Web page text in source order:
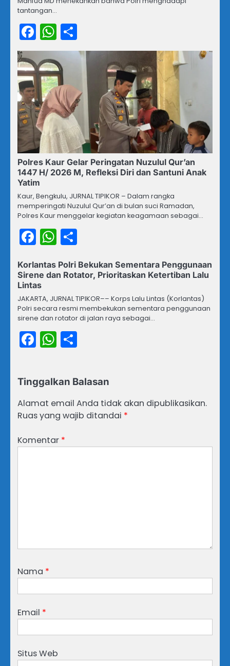
tantangan…
Facebook
WhatsApp
Polres Kaur Gelar Peringatan Nuzulul Qur’an
1447 H/ 2026 M, Refleksi Diri dan Santuni Anak
Yatim
Kaur, Bengkulu, JURNAL TIPIKOR – Dalam rangka
memperingati Nuzulul Qur’an di bulan suci Ramadan,
Polres Kaur menggelar kegiatan keagamaan sebagai…
Facebook
WhatsApp
Korlantas Polri Bekukan Sementara Penggunaan
Sirene dan Rotator, Prioritaskan Ketertiban Lalu
Lintas
JAKARTA, JURNAL TIPIKOR–– Korps Lalu Lintas (Korlantas)
Polri secara resmi membekukan sementara penggunaan
sirene dan rotator di jalan raya sebagai…
Facebook
WhatsApp
Tinggalkan Balasan
Alamat email Anda tidak akan dipublikasikan.
Ruas yang wajib ditandai *
Komentar *
Nama *
Email *
Situs Web